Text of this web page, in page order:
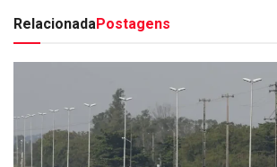
RelacionadaPostagens